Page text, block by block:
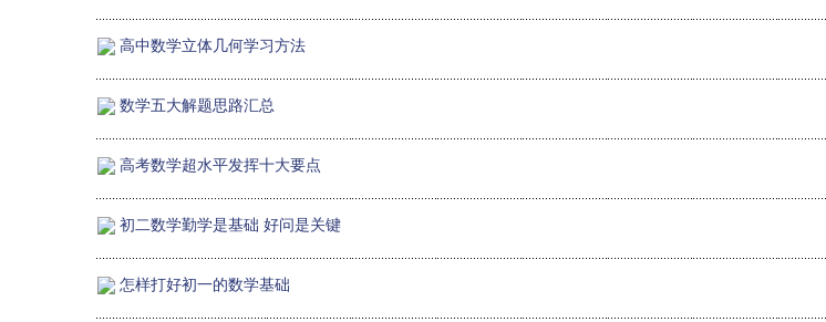
高中数学立体几何学习方法
数学五大解题思路汇总
高考数学超水平发挥十大要点
初二数学勤学是基础 好问是关键
怎样打好初一的数学基础